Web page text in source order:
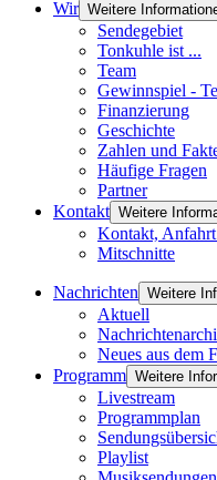
Wir Weitere
Sendegebiet
Tonkuhle ist ...
Team
Gewinnspiel -
Finanzierung
Geschichte
Zahlen und
Häufige Fragen
Partner
Kontakt Weitere
Kontakt,
Mitschnitte
Nachrichten Weitere
Aktuell
Neues aus dem
Programm Weitere
Livestream
Programmplan
Playlist